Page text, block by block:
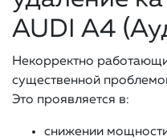
AUDI A4
Некорректно
существенной
Это проявляется в:
снижении